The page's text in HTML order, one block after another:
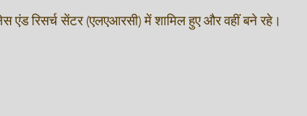
रिसर्च सेंटर (एलएआरसी) में शामिल हुए और वहीं बने रहे।